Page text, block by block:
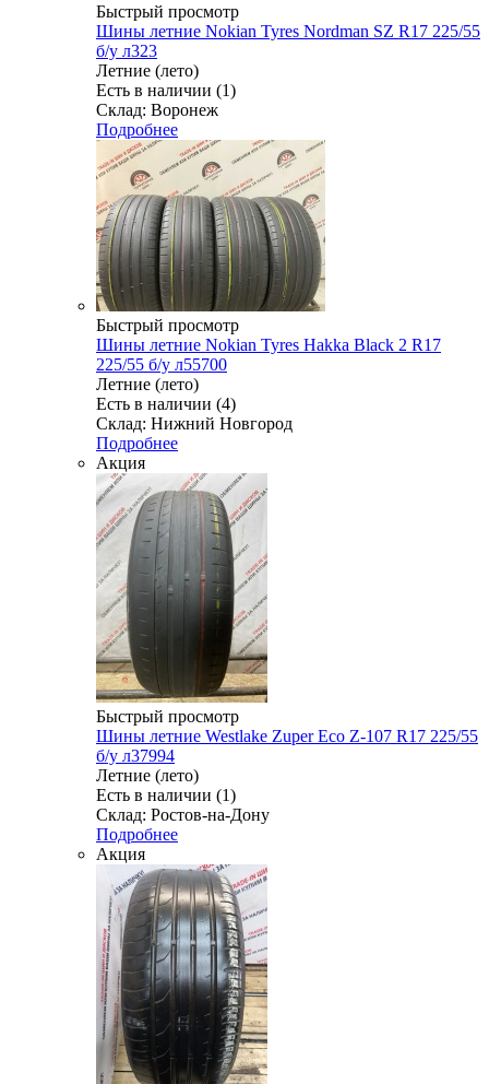
Быстрый просмотр
Шины летние Nokian Tyres Nordman SZ R17 225/55
б/у л323
Летние (лето)
Есть в наличии (1)
Склад: Воронеж
Подробнее
Быстрый просмотр
Шины летние Nokian Tyres Hakka Black 2 R17
225/55 б/у л55700
Летние (лето)
Есть в наличии (4)
Склад: Нижний Новгород
Подробнее
Акция
Быстрый просмотр
Шины летние Westlake Zuper Eco Z-107 R17 225/55
б/у л37994
Летние (лето)
Есть в наличии (1)
Склад: Ростов-на-Дону
Подробнее
Акция